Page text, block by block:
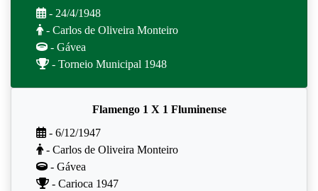
- 24/4/1948
- Carlos de Oliveira Monteiro
- Gávea
- Torneio Municipal 1948
Flamengo 1 X 1 Fluminense
- 6/12/1947
- Carlos de Oliveira Monteiro
- Gávea
- Carioca 1947